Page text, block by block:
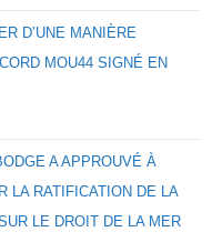
D’UNE MANIÈRE
MOU44 SIGNÉ EN
A APPROUVÉ À
LA RATIFICATION DE LA
LE DROIT DE LA MER